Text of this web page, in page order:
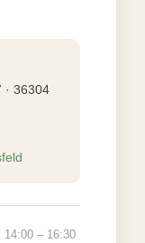
· 36304
14:00 – 16:30